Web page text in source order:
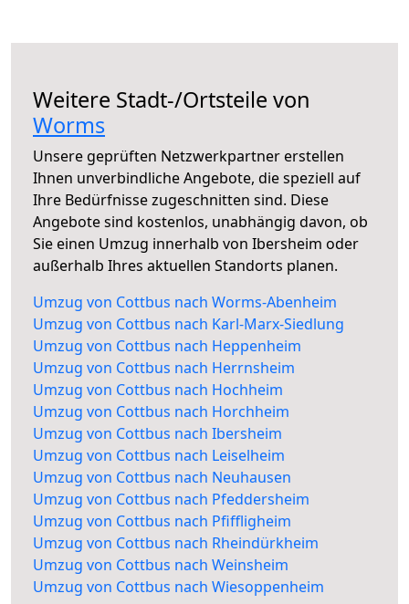
Weitere Stadt-/Ortsteile von
Worms
Unsere geprüften Netzwerkpartner erstellen
Ihnen unverbindliche Angebote, die speziell auf
Ihre Bedürfnisse zugeschnitten sind. Diese
Angebote sind kostenlos, unabhängig davon, ob
Sie einen Umzug innerhalb von Ibersheim oder
außerhalb Ihres aktuellen Standorts planen.
Umzug von Cottbus nach Worms-Abenheim
Umzug von Cottbus nach Karl-Marx-Siedlung
Umzug von Cottbus nach Heppenheim
Umzug von Cottbus nach Herrnsheim
Umzug von Cottbus nach Hochheim
Umzug von Cottbus nach Horchheim
Umzug von Cottbus nach Ibersheim
Umzug von Cottbus nach Leiselheim
Umzug von Cottbus nach Neuhausen
Umzug von Cottbus nach Pfeddersheim
Umzug von Cottbus nach Pfiffligheim
Umzug von Cottbus nach Rheindürkheim
Umzug von Cottbus nach Weinsheim
Umzug von Cottbus nach Wiesoppenheim